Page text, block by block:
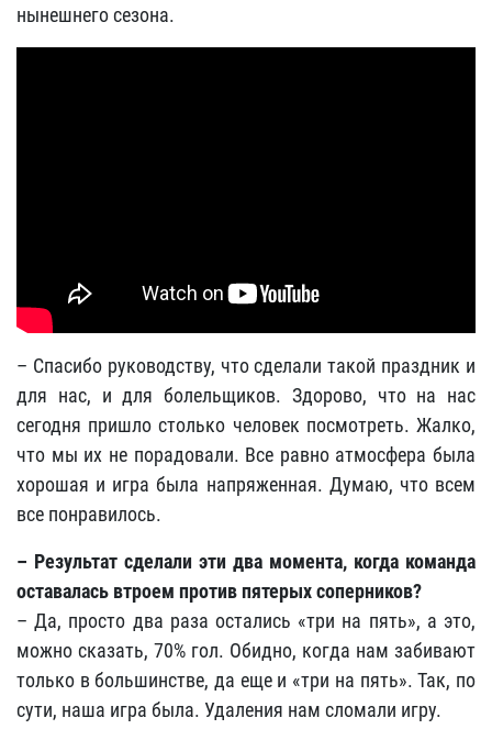
нынешнего сезона.
– Спасибо руководству, что сделали такой праздник и
для нас, и для болельщиков. Здорово, что на нас
сегодня пришло столько человек посмотреть. Жалко,
что мы их не порадовали. Все равно атмосфера была
хорошая и игра была напряженная. Думаю, что всем
все понравилось.
– Результат сделали эти два момента, когда команда
оставалась втроем против пятерых соперников?
– Да, просто два раза остались «три на пять», а это,
можно сказать, 70% гол. Обидно, когда нам забивают
только в большинстве, да еще и «три на пять». Так, по
сути, наша игра была. Удаления нам сломали игру.